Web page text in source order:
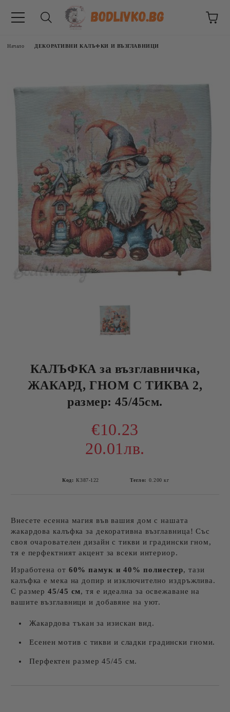
Начало ДЕКОРАТИВНИ КАЛЪФКИ И ВЪЗГЛАВНИЦИ
КАЛЪФКА за възглавничка,
ЖАКАРД, ГНОМ С ТИКВА 2,
размер: 45/45см.
€10.23
20.01лв.
Код: К387-122 Тегло: 0.200 кг
Внесете есенна магия във вашия дом с нашата
жакардова калъфка за декоративна възглавница! Със
своя очарователен дизайн с тикви и градински гном,
тя е перфектният акцент за всеки интериор.
Изработена от 60% памук и 40% полиестер, тази
калъфка е мека на допир и изключително издръжлива.
С размер45/45 см, тя е идеална за освежаване на
вашите възглавници и добавяне на уют.
Жакардова тъкан за изискан вид.
Есенен мотив с тикви и сладки градински гноми.
Перфектен размер 45/45 см.